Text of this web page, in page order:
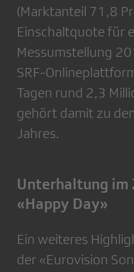
(Marktanteil 71,8
Einschaltquote für
Messumstellung
SRF-
Tagen rund 2,3
gehört damit zu
Jahres.
Unterhaltung im
«Happy Day»
Ein weiteres
der «Eurovision